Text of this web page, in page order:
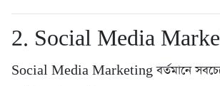
2. Social Media
Social Media Marketing বর্তমানে সবচেয়ে